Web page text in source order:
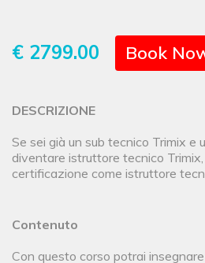
€ 2799.00 Book
DESCRIZIONE
Se sei già un sub tecnico Trimix e
diventare istruttore tecnico
certificazione come istruttore
Contenuto
Con questo corso potrai